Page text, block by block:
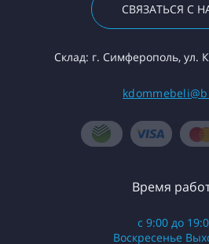
СВЯЗАТЬСЯ С
Склад: г. Симферополь, ул.
Время
с 9:00 до
Воскресенье